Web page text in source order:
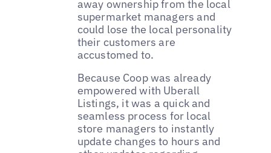
away ownership from the local
supermarket managers and
could lose the local personality
their customers are
accustomed to.
Because Coop was already
empowered with Uberall
Listings, it was a quick and
seamless process for local
store managers to instantly
update changes to hours and